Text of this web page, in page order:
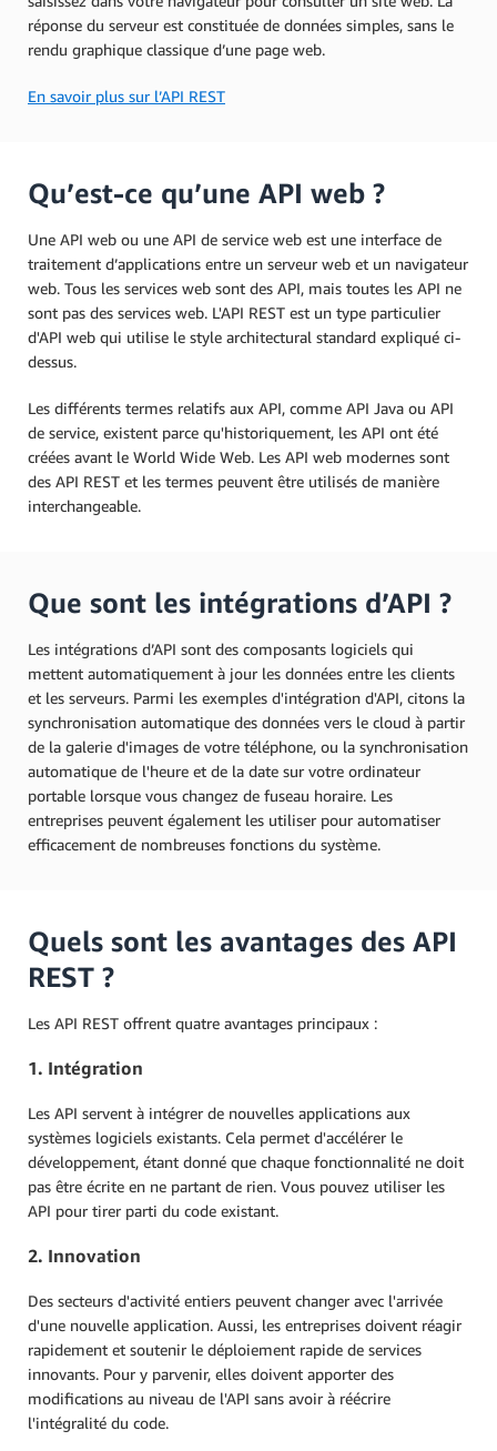
réponse du serveur est constituée de données simples, sans le
rendu graphique classique d’une page web.
En savoir plus sur l’API REST
Qu’est-ce qu’une API web ?
Une API web ou une API de service web est une interface de
traitement d’applications entre un serveur web et un navigateur
web. Tous les services web sont des API, mais toutes les API ne
sont pas des services web. L'API REST est un type particulier
d'API web qui utilise le style architectural standard expliqué ci-
dessus.
Les différents termes relatifs aux API, comme API Java ou API
de service, existent parce qu'historiquement, les API ont été
créées avant le World Wide Web. Les API web modernes sont
des API REST et les termes peuvent être utilisés de manière
interchangeable.
Que sont les intégrations d’API ?
Les intégrations d’API sont des composants logiciels qui
mettent automatiquement à jour les données entre les clients
et les serveurs. Parmi les exemples d'intégration d'API, citons la
synchronisation automatique des données vers le cloud à partir
de la galerie d'images de votre téléphone, ou la synchronisation
automatique de l'heure et de la date sur votre ordinateur
portable lorsque vous changez de fuseau horaire. Les
entreprises peuvent également les utiliser pour automatiser
efficacement de nombreuses fonctions du système.
Quels sont les avantages des API
REST ?
Les API REST offrent quatre avantages principaux :
1. Intégration
Les API servent à intégrer de nouvelles applications aux
systèmes logiciels existants. Cela permet d'accélérer le
développement, étant donné que chaque fonctionnalité ne doit
pas être écrite en ne partant de rien. Vous pouvez utiliser les
API pour tirer parti du code existant.
2. Innovation
Des secteurs d'activité entiers peuvent changer avec l'arrivée
d'une nouvelle application. Aussi, les entreprises doivent réagir
rapidement et soutenir le déploiement rapide de services
innovants. Pour y parvenir, elles doivent apporter des
modifications au niveau de l'API sans avoir à réécrire
l'intégralité du code.